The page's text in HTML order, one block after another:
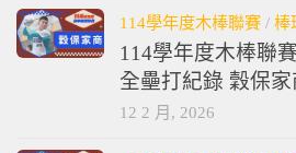
114學年度木棒聯賽 / 棒
114學年度木棒聯
全壘打紀錄 穀保
12 2 月, 2026